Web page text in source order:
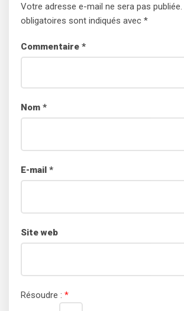
Votre adresse e-mail ne sera pas publiée.
obligatoires sont indiqués avec *
Commentaire *
Nom *
E-mail *
Site web
Résoudre : *